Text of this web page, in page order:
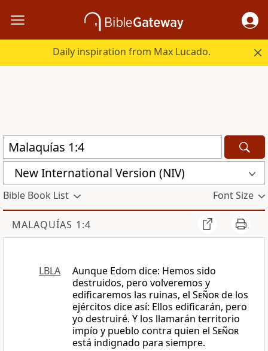
Daily inspiration from Max Lucado.
New International Version (NIV)
Bible Book List Font Size
MALAQUÍAS 1:4
LBLA
Aunque Edom dice: Hemos sido
destruidos, pero volveremos y
edificaremos las ruinas, el Señorde los
ejércitos dice así: Ellos edificarán, pero
yo destruiré. Y los llamarán territorio
impío y pueblo contra quien el Señor
está indignado para siempre.